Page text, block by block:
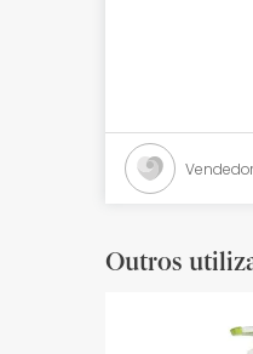
Promoções
Mais vendidos
Outros